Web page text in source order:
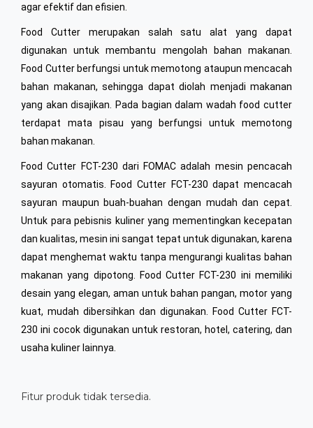
agar efektif dan efisien.
Food Cutter merupakan salah satu alat yang dapat
digunakan untuk membantu mengolah bahan makanan.
Food Cutter berfungsi untuk memotong ataupun mencacah
bahan makanan, sehingga dapat diolah menjadi makanan
yang akan disajikan. Pada bagian dalam wadah food cutter
terdapat mata pisau yang berfungsi untuk memotong
bahan makanan.
Food Cutter FCT-230 dari FOMAC adalah mesin pencacah
sayuran otomatis. Food Cutter FCT-230 dapat mencacah
sayuran maupun buah-buahan dengan mudah dan cepat.
Untuk para pebisnis kuliner yang mementingkan kecepatan
dan kualitas, mesin ini sangat tepat untuk digunakan, karena
dapat menghemat waktu tanpa mengurangi kualitas bahan
makanan yang dipotong. Food Cutter FCT-230 ini memiliki
desain yang elegan, aman untuk bahan pangan, motor yang
kuat, mudah dibersihkan dan digunakan. Food Cutter FCT-
230 ini cocok digunakan untuk restoran, hotel, catering, dan
usaha kuliner lainnya.
Fitur produk tidak tersedia.